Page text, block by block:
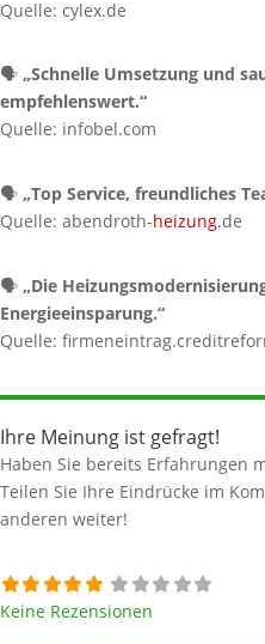
Quelle: cylex.de
🗣️ „Schnelle Umsetzung und
empfehlenswert.“
Quelle: infobel.com
🗣️ „Top Service, freundliches
Quelle: abendroth-heizung.de
🗣️ „Die
Energieeinsparung.“
Quelle:
Ihre Meinung ist gefragt!
Haben Sie bereits Erfahrungen
Teilen Sie Ihre Eindrücke im
anderen weiter!
Keine Rezensionen